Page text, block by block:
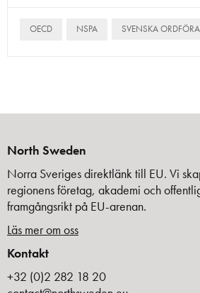
OECD NSPA SVENSKA
North Sweden
Norra Sveriges direktlänk till EU. Vi
regionens företag, akademi och
framgångsrikt på EU-arenan.
Läs mer om oss
Kontakt
+32 (0)2 282 18 20